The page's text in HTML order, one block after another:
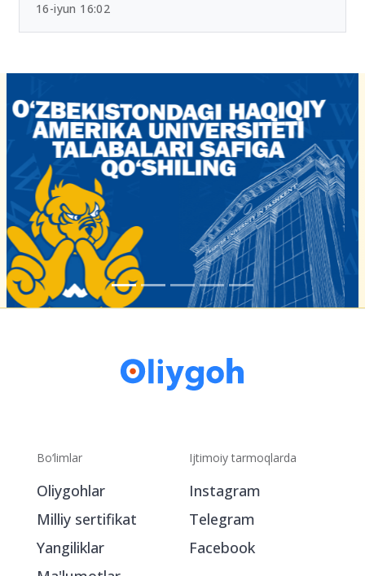
16-iyun 16:02
Bo‘limlar
Oliygohlar
Milliy sertifikat
Yangiliklar
Ijtimoiy tarmoqlarda
Instagram
Telegram
Facebook